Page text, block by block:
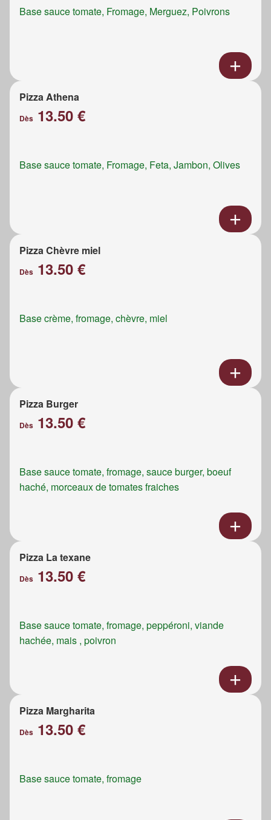
Base sauce tomate, Fromage, Merguez, Poivrons
Pizza Athena
Dès 13.50 €
Base sauce tomate, Fromage, Feta, Jambon, Olives
Pizza Chèvre miel
Dès 13.50 €
Base crème, fromage, chèvre, miel
Pizza Burger
Dès 13.50 €
Base sauce tomate, fromage, sauce burger, boeuf
haché, morceaux de tomates fraiches
Pizza La texane
Dès 13.50 €
Base sauce tomate, fromage, peppéroni, viande
hachée, mais , poivron
Pizza Margharita
Dès 13.50 €
Base sauce tomate, fromage